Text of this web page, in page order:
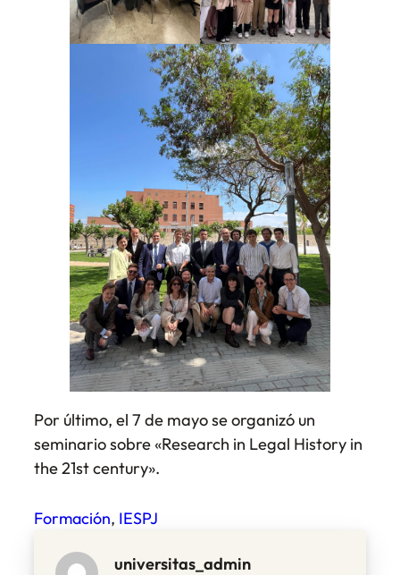
Por último, el 7 de mayo se organizó un
seminario sobre «Research in Legal History in
the 21st century».
Formación, IESPJ
universitas_admin